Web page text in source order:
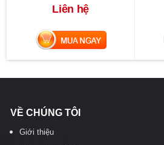
Liên hệ
MUA NGAY
VỀ CHÚNG TÔI
Giới thiệu